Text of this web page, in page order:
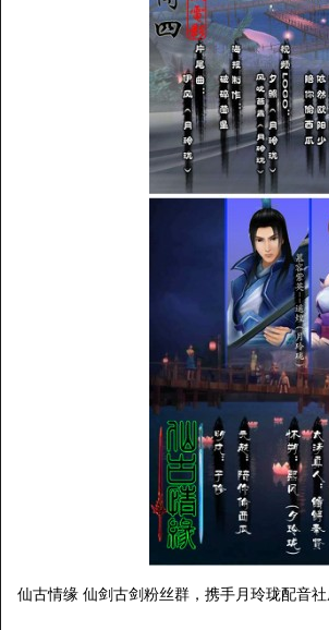
仙古情缘 仙剑古剑粉丝群，携手月玲珑配音